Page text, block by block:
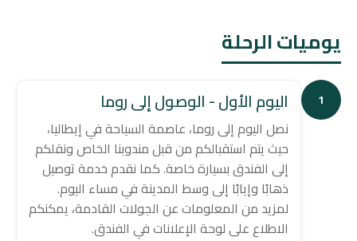
يوميات الرحلة
1 اليوم الأول - الوصول إلى روما
نصل اليوم إلى روما، عاصمة السياحة في إيطاليا،
حيث يتم استقبالكم من قبل مندوبنا الخاص ونقلكم
إلى الفندق بسيارة خاصة. كما نقدم خدمة توصيل
ذهابًا وإيابًا إلى وسط المدينة في مساء اليوم.
لمزيد من المعلومات عن الجولات القادمة، يمكنكم
الاطلاع على لوحة الإعلانات في الفندق.